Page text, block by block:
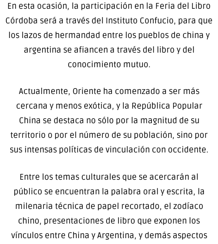
En esta ocasión, la participación en la Feria del Libro
Córdoba será a través del Instituto Confucio, para que
los lazos de hermandad entre los pueblos de china y
argentina se afiancen a través del libro y del
conocimiento mutuo.
Actualmente, Oriente ha comenzado a ser más
cercana y menos exótica, y la República Popular
China se destaca no sólo por la magnitud de su
territorio o por el número de su población, sino por
sus intensas políticas de vinculación con occidente.
Entre los temas culturales que se acercarán al
público se encuentran la palabra oral y escrita, la
milenaria técnica de papel recortado, el zodíaco
chino, presentaciones de libro que exponen los
vínculos entre China y Argentina, y demás aspectos